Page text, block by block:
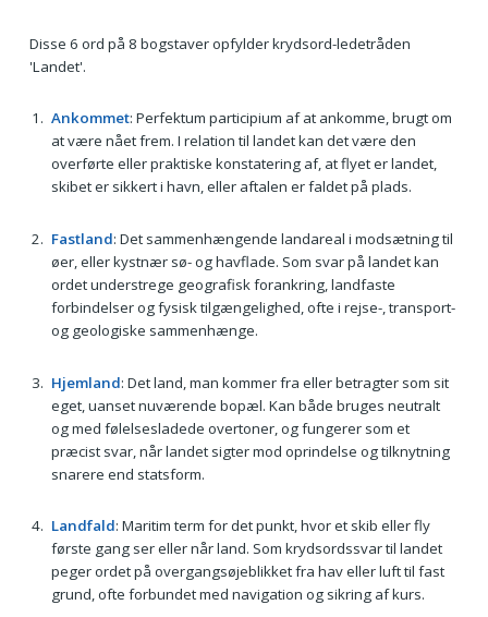
Disse 6 ord på 8 bogstaver opfylder krydsord-ledetråden
'Landet'.
Ankommet: Perfektum participium af at ankomme, brugt om
at være nået frem. I relation til landet kan det være den
overførte eller praktiske konstatering af, at flyet er landet,
skibet er sikkert i havn, eller aftalen er faldet på plads.
Fastland: Det sammenhængende landareal i modsætning til
øer, eller kystnær sø- og havflade. Som svar på landet kan
ordet understrege geografisk forankring, landfaste
forbindelser og fysisk tilgængelighed, ofte i rejse-, transport-
og geologiske sammenhænge.
Hjemland: Det land, man kommer fra eller betragter som sit
eget, uanset nuværende bopæl. Kan både bruges neutralt
og med følelsesladede overtoner, og fungerer som et
præcist svar, når landet sigter mod oprindelse og tilknytning
snarere end statsform.
Landfald: Maritim term for det punkt, hvor et skib eller fly
første gang ser eller når land. Som krydsordssvar til landet
peger ordet på overgangsøjeblikket fra hav eller luft til fast
grund, ofte forbundet med navigation og sikring af kurs.